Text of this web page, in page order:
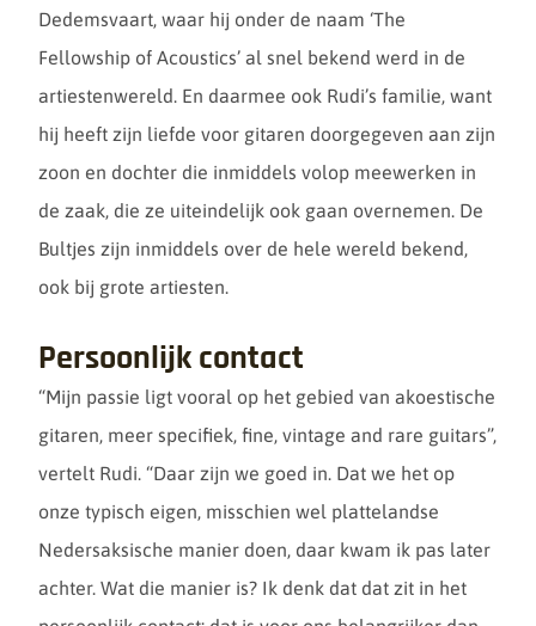
hele
wereld
over –
Dedemsvaart, waar hij onder de naam ‘The
Fellowship of Acoustics’ al snel bekend werd in de
artiestenwereld. En daarmee ook Rudi’s familie, want
hij heeft zijn liefde voor gitaren doorgegeven aan zijn
zoon en dochter die inmiddels volop meewerken in
de zaak, die ze uiteindelijk ook gaan overnemen. De
Bultjes zijn inmiddels over de hele wereld bekend,
ook bij grote artiesten.
Persoonlijk contact
“Mijn passie ligt vooral op het gebied van akoestische
gitaren, meer specifiek, fine, vintage and rare guitars”,
vertelt Rudi. “Daar zijn we goed in. Dat we het op
onze typisch eigen, misschien wel plattelandse
Nedersaksische manier doen, daar kwam ik pas later
achter. Wat die manier is? Ik denk dat dat zit in het